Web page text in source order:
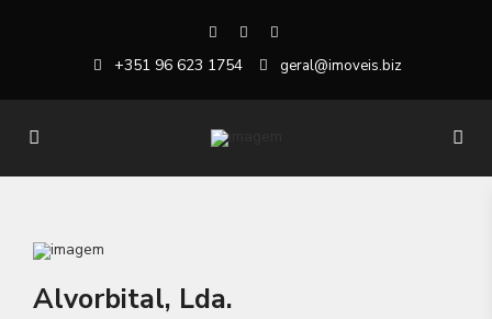
+351 96 623 1754 geral@imoveis.biz
Alvorbital, Lda.